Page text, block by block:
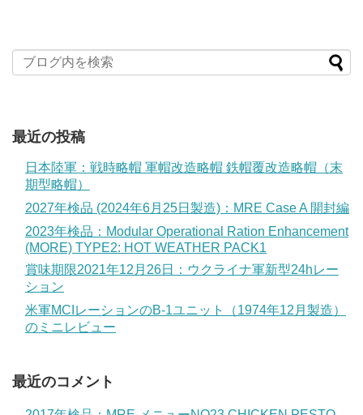
最近の投稿
日本陸軍：戦時略帽 軍帽改造略帽 鉄帽覆改造略帽（末
期型略帽）
2027年検品 (2024年6月25日製造)：MRE Case A 開封編
2023年検品：Modular Operational Ration Enhancement
(MORE) TYPE2: HOT WEATHER PACK1
賞味期限2021年12月26日：ウクライナ軍新型24hレー
ション
米軍MCIレーションのB-1ユニット（1974年12月製造）
のミニレビュー
最近のコメント